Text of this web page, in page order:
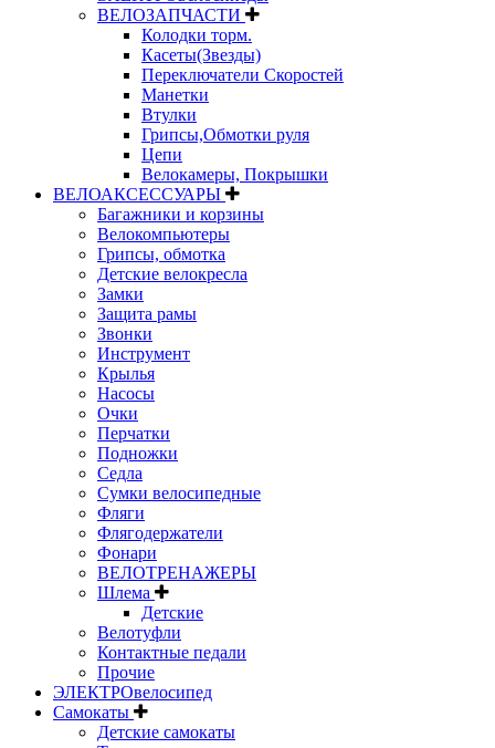
ВЕЛОЗАПЧАСТИ
Колодки торм.
Касеты(Звезды)
Переключатели Скоростей
Манетки
Втулки
Грипсы,Обмотки руля
Цепи
Велокамеры, Покрышки
ВЕЛОАКСЕССУАРЫ
Багажники и корзины
Велокомпьютеры
Грипсы, обмотка
Детские велокресла
Замки
Защита рамы
Звонки
Инструмент
Крылья
Насосы
Очки
Перчатки
Подножки
Седла
Сумки велосипедные
Фляги
Флягодержатели
Фонари
ВЕЛОТРЕНАЖЕРЫ
Шлема
Детские
Велотуфли
Контактные педали
Прочие
ЭЛЕКТРОвелосипед
Самокаты
Детские самокаты